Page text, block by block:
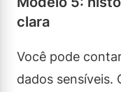
clara
Você pode
dados sensíveis.